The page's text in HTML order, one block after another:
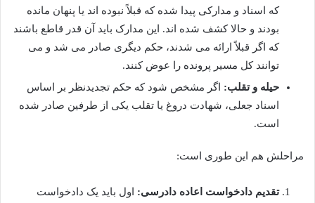
که اسناد و مدارکی پیدا شده که قبلاً نبوده اند یا پنهان مانده
بودند و حالا کشف شده اند. این مدارک باید آن قدر قاطع باشند
که اگر قبلاً ارائه می شدند، حکم دیگری صادر می شد و می
توانند کل مسیر پرونده را عوض کنند.
حیله و تقلب: اگر مشخص شود که حکم تجدیدنظر بر اساس
اسناد جعلی، شهادت دروغ یا تقلب یکی از طرفین صادر شده
است.
مراحلش هم این طوری است:
تقدیم دادخواست اعاده دادرسی: اول باید یک دادخواست